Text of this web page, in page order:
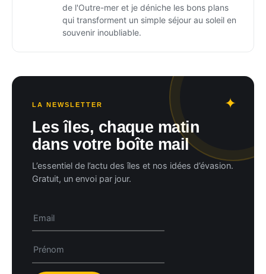
de l'Outre-mer et je déniche les bons plans
qui transforment un simple séjour au soleil en
souvenir inoubliable.
LA NEWSLETTER
Les îles, chaque matin
dans votre boîte mail
L’essentiel de l’actu des îles et nos idées d’évasion.
Gratuit, un envoi par jour.